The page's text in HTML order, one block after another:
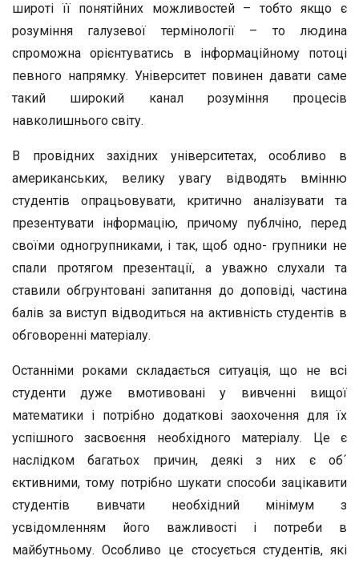
широті її понятійних можливостей – тобто якщо є
розуміння галузевої термінології – то людина
спроможна орієнтуватись в інформаційному потоці
певного напрямку. Університет повинен давати саме
такий широкий канал розуміння процесів
навколишнього світу.
В провідних західних університетах, особливо в
американських, велику увагу відводять вмінню
студентів опрацьовувати, критично аналізувати та
презентувати інформацію, причому публчіно, перед
своїми одногрупниками, і так, щоб одно- групники не
спали протягом презентації, а уважно слухали та
ставили обгрунтовані запитання до доповіді, частина
балів за виступ відводиться на активність студентів в
обговоренні матеріалу.
Останніми роками складається ситуація, що не всі
студенти дуже вмотивовані у вивченні вищої
математики і потрібно додаткові заохочення для їх
успішного засвоєння необхідного матеріалу. Це є
наслідком багатьох причин, деякі з них є об´
єктивними, тому потрібно шукати способи зацікавити
студентів вивчати необхідний мінімум з
усвідомленням його важливості і потреби в
майбутньому. Особливо це стосується студентів, які